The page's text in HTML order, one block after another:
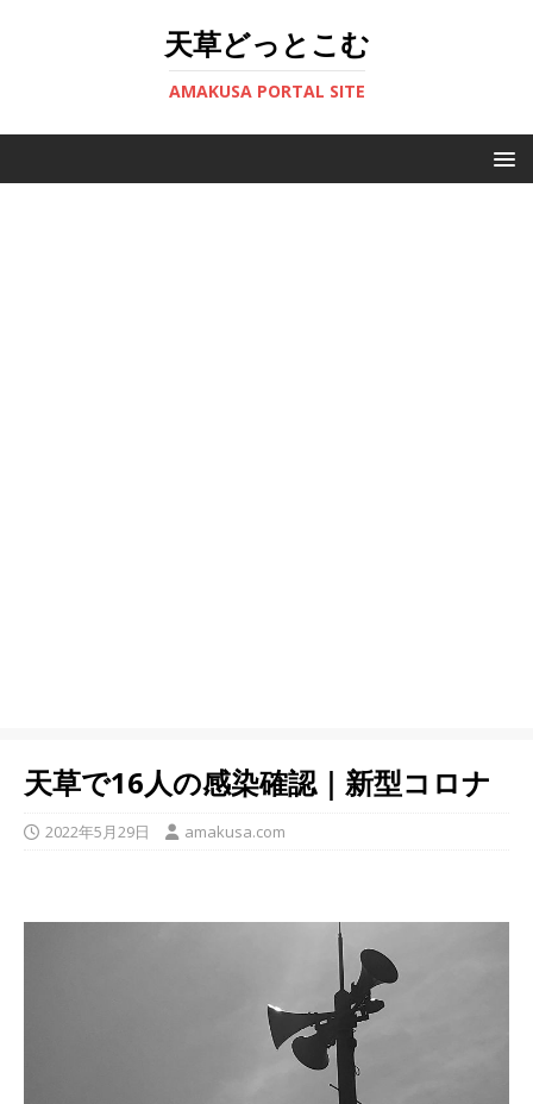
天草どっとこむ
AMAKUSA PORTAL SITE
天草で16人の感染確認｜新型コロナ
2022年5月29日 amakusa.com